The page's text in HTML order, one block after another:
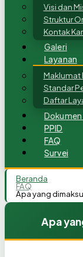
Visi dan
Struktur
Kontak
Galeri
Layanan
Maklumat
Standar
Daftar
Dokumen
PPID
FAQ
Survei
Beranda
FAQ
Apa yang
Apa